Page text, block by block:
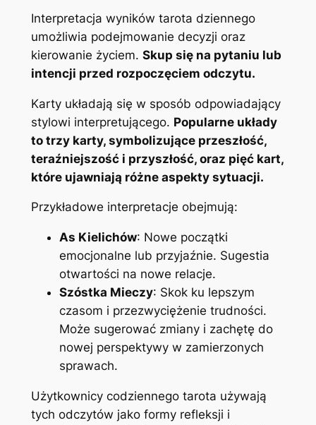
Interpretacja wyników tarota dziennego
umożliwia podejmowanie decyzji oraz
kierowanie życiem. Skup się na pytaniu lub
intencji przed rozpoczęciem odczytu.
Karty układają się w sposób odpowiadający
stylowi interpretującego. Popularne układy
to trzy karty, symbolizujące przeszłość,
teraźniejszość i przyszłość, oraz pięć kart,
które ujawniają różne aspekty sytuacji.
Przykładowe interpretacje obejmują:
As Kielichów: Nowe początki
emocjonalne lub przyjaźnie. Sugestia
otwartości na nowe relacje.
Szóstka Mieczy: Skok ku lepszym
czasom i przezwyciężenie trudności.
Może sugerować zmiany i zachętę do
nowej perspektywy w zamierzonych
sprawach.
Użytkownicy codziennego tarota używają
tych odczytów jako formy refleksji i